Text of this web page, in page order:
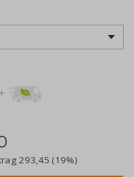
+
293,45 (19%)